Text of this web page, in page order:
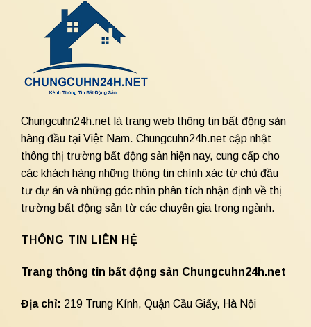
Chungcuhn24h.net là trang web thông tin bất động sản
hàng đầu tại Việt Nam. Chungcuhn24h.net cập nhật
thông thị trường bất động sản hiện nay, cung cấp cho
các khách hàng những thông tin chính xác từ chủ đầu
tư dự án và những góc nhìn phân tích nhận định về thị
trường bất động sản từ các chuyên gia trong ngành.
THÔNG TIN LIÊN HỆ
Trang thông tin bất động sản Chungcuhn24h.net
Địa chỉ: 219 Trung Kính, Quận Cầu Giấy, Hà Nội